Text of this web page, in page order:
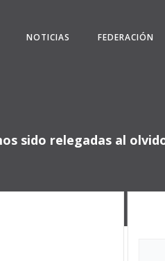
NOTICIAS FEDERACIÓN
sido relegadas al